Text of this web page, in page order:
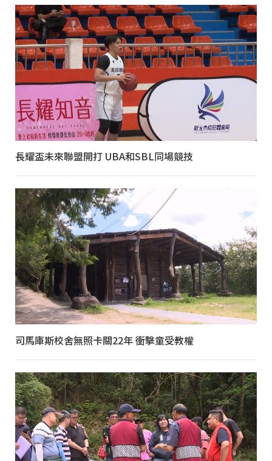
長耀盃未來聯盟開打 UBA和SBL同場競技
司馬庫斯校舍無照卡關22年 衝擊童受教權